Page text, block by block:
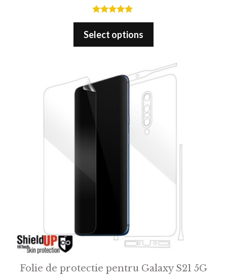
5.00
Select options
Folie de protectie pentru Galaxy S21 5G